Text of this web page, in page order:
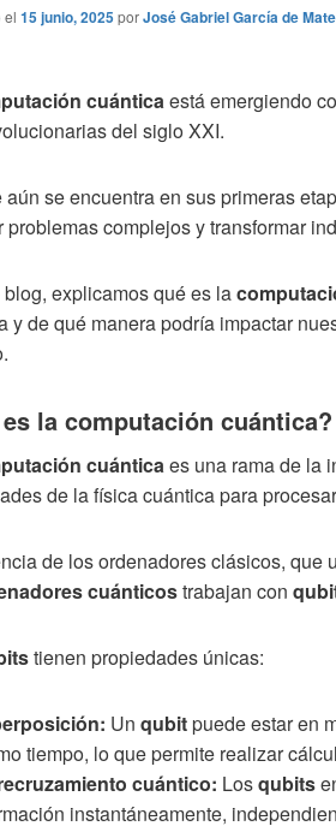
el 15 junio, 2025porJosé Gabriel García de
cuánticaestá emergiendo
del siglo XXI.
aún se encuentra en sus primeras
problemas complejos y transformar
blog, explicamos qué es la
y de qué manera podría impactar
la computación cuántica?
cuánticaes una rama de la
de la física cuántica para
de los ordenadores clásicos, que
cuánticostrabajan con
tienen propiedades únicas:
Un qubitpuede estar en
tiempo, lo que permite realizar
cuántico: Losqubits
instantáneamente,